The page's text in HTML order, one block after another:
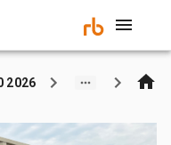
2026 20 ft Standard حاويات تخزين